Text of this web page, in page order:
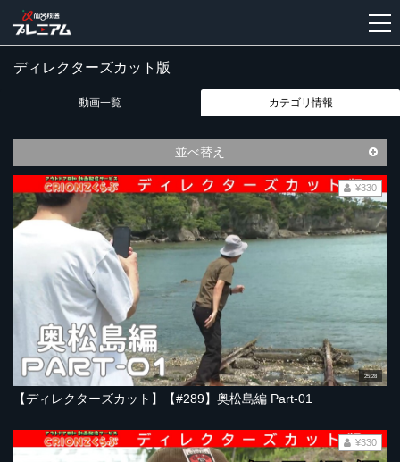
新
ディレクターズカット版
動画一覧 カテゴリ情報
並べ替え
25:28
【ディレクターズカット】【#289】奥松島編 Part-01
¥330
¥330